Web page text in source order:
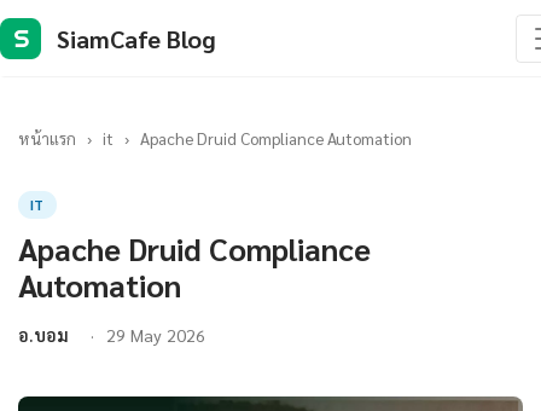
S SiamCafe Blog
หน้าแรก › it › Apache Druid Compliance Automation
IT
Apache Druid Compliance
Automation
อ.บอม 29 May 2026